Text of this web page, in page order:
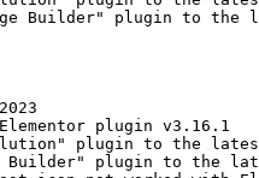
Builder" plugin to the
plugin v3.16.1
plugin to the
plugin to the